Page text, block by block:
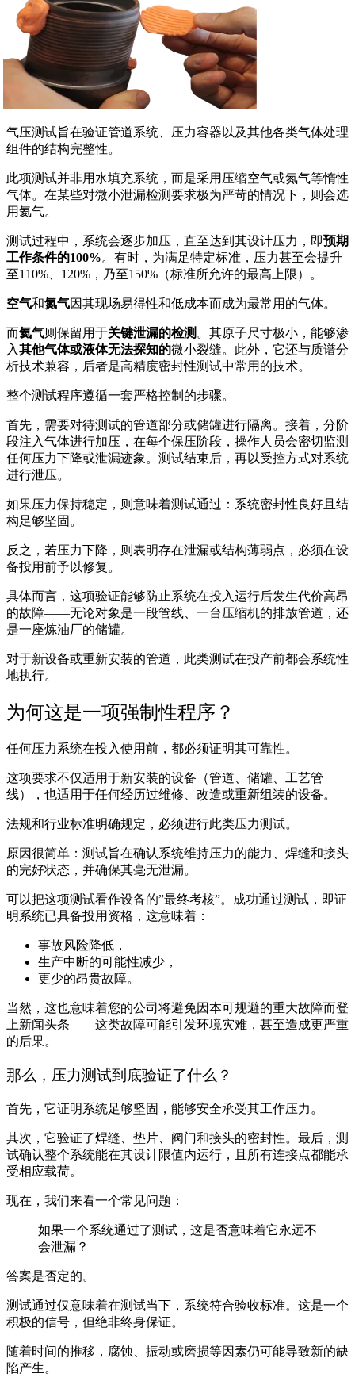
气压测试旨在验证管道系统、压力容器以及其他各类气体处理
组件的结构完整性。
此项测试并非用水填充系统，而是采用压缩空气或氮气等惰性
气体。在某些对微小泄漏检测要求极为严苛的情况下，则会选
用氦气。
测试过程中，系统会逐步加压，直至达到其设计压力，即预期
工作条件的100%。有时，为满足特定标准，压力甚至会提升
至110%、120%，乃至150%（标准所允许的最高上限）。
空气和氮气因其现场易得性和低成本而成为最常用的气体。
而氦气则保留用于关键泄漏的检测 。其原子尺寸极小，能够渗
入其他气体或液体无法探知的微小裂缝。此外，它还与质谱分
析技术兼容，后者是高精度密封性测试中常用的技术。
整个测试程序遵循一套严格控制的步骤。
首先，需要对待测试的管道部分或储罐进行隔离。接着，分阶
段注入气体进行加压，在每个保压阶段，操作人员会密切监测
任何压力下降或泄漏迹象。测试结束后，再以受控方式对系统
进行泄压。
如果压力保持稳定，则意味着测试通过：系统密封性良好且结
构足够坚固。
反之，若压力下降，则表明存在泄漏或结构薄弱点，必须在设
备投用前予以修复。
具体而言，这项验证能够防止系统在投入运行后发生代价高昂
的故障——无论对象是一段管线、一台压缩机的排放管道，还
是一座炼油厂的储罐。
对于新设备或重新安装的管道，此类测试在投产前都会系统性
地执行。
为何这是一项强制性程序？
任何压力系统在投入使用前，都必须证明其可靠性。
这项要求不仅适用于新安装的设备（管道、储罐、工艺管
线），也适用于任何经历过维修、改造或重新组装的设备。
法规和行业标准明确规定，必须进行此类压力测试。
原因很简单：测试旨在确认系统维持压力的能力、焊缝和接头
的完好状态，并确保其毫无泄漏。
可以把这项测试看作设备的”最终考核”。成功通过测试，即证
明系统已具备投用资格，这意味着：
事故风险降低，
生产中断的可能性减少，
更少的昂贵故障。
当然，这也意味着您的公司将避免因本可规避的重大故障而登
上新闻头条——这类故障可能引发环境灾难，甚至造成更严重
的后果。
那么，压力测试到底验证了什么？
首先，它证明系统足够坚固，能够安全承受其工作压力。
其次，它验证了焊缝、垫片、阀门和接头的密封性。最后，测
试确认整个系统能在其设计限值内运行，且所有连接点都能承
受相应载荷。
现在，我们来看一个常见问题：
如果一个系统通过了测试，这是否意味着它永远不
会泄漏？
答案是否定的。
测试通过仅意味着在测试当下，系统符合验收标准。这是一个
积极的信号，但绝非终身保证。
随着时间的推移，腐蚀、振动或磨损等因素仍可能导致新的缺
陷产生。